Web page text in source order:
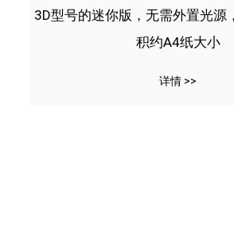
3D型号的迷你版，无需外置光源
积约A4纸大小
详情 >>